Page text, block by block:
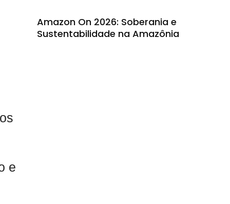
e
Amazon On 2026: Soberania e
Sustentabilidade na Amazônia